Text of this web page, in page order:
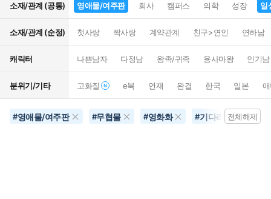
소재/관계 (공통) 영애물/여주판 회사 캠퍼스 의학 성장 일
소재/관계 (순정) 첫사랑 짝사랑 계약관계 친구>연인 연하남
캐릭터 나쁜남자 다정남 왕족/귀족 용사마왕 인기남
분위기/기타 고화질 e북 연재 완결 한국 일본
#영애물/여주판 #무협물 #영화화 #기다리면무료
전체해제